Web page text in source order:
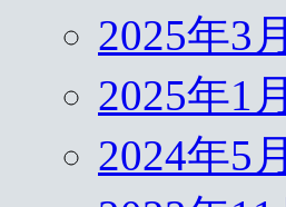
2025年3月
2025年1月
2024年5月